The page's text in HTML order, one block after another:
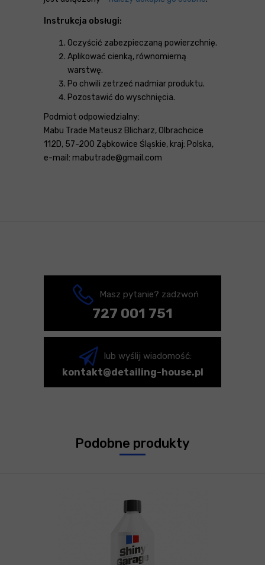
Instrukcja obsługi:
Oczyścić zabezpieczaną powierzchnię.
Aplikować cienką, równomierną
warstwę.
Po chwili zetrzeć nadmiar produktu.
Pozostawić do wyschnięcia.
Podmiot odpowiedzialny:
Mabu Trade Mateusz Blicharz, Olbrachcice
112D, 57-200 Ząbkowice Śląskie, kraj: Polska,
e-mail: mabutrade@gmail.com
Masz pytanie? zadzwoń
727 001 751
lub wyślij wiadomość:
kontakt@detailing-house.pl
Podobne produkty